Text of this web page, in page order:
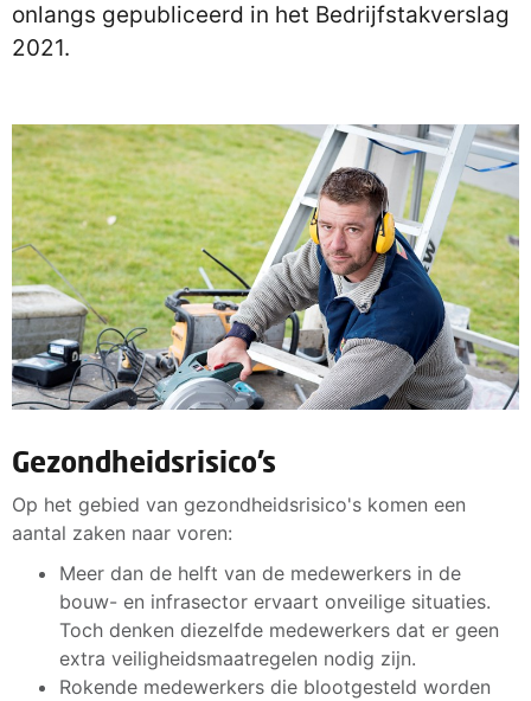
onlangs gepubliceerd in het Bedrijfstakverslag
2021.
Gezondheidsrisico’s
Op het gebied van gezondheidsrisico's komen een
aantal zaken naar voren:
Meer dan de helft van de medewerkers in de
bouw- en infrasector ervaart onveilige situaties.
Toch denken diezelfde medewerkers dat er geen
extra veiligheidsmaatregelen nodig zijn.
Rokende medewerkers die blootgesteld worden